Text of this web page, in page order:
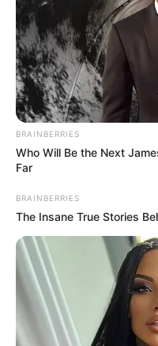
BRAINBERRIES
Who Will Be the Next
Far
BRAINBERRIES
The Insane True Stories